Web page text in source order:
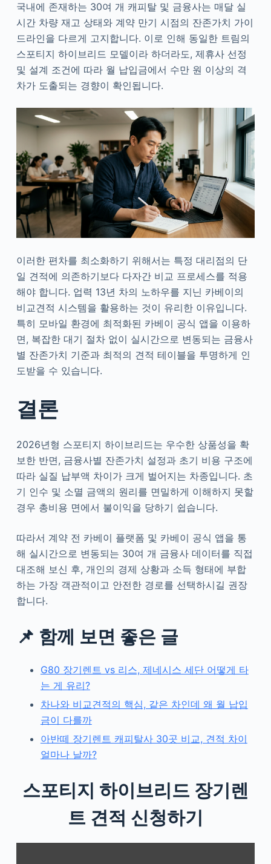
국내에 존재하는 30여 개 캐피탈 및 금융사는 매달 실
시간 차량 재고 상태와 계약 만기 시점의 잔존가치 가이
드라인을 다르게 고지합니다. 이로 인해 동일한 트림의
스포티지 하이브리드 모델이라 하더라도, 제휴사 선정
및 설계 조건에 따라 월 납입금에서 수만 원 이상의 격
차가 도출되는 경향이 확인됩니다.
이러한 편차를 최소화하기 위해서는 특정 대리점의 단
일 견적에 의존하기보다 다자간 비교 프로세스를 적용
해야 합니다. 업력 13년 차의 노하우를 지닌 카베이의
비교견적 시스템을 활용하는 것이 유리한 이유입니다.
특히 모바일 환경에 최적화된 카베이 공식 앱을 이용하
면, 복잡한 대기 절차 없이 실시간으로 변동되는 금융사
별 잔존가치 기준과 최적의 견적 테이블을 투명하게 인
도받을 수 있습니다.
결론
2026년형 스포티지 하이브리드는 우수한 상품성을 확
보한 반면, 금융사별 잔존가치 설정과 초기 비용 구조에
따라 실질 납부액 차이가 크게 벌어지는 차종입니다. 초
기 인수 및 소멸 금액의 원리를 면밀하게 이해하지 못할
경우 총비용 면에서 불이익을 당하기 쉽습니다.
따라서 계약 전 카베이 플랫폼 및 카베이 공식 앱을 통
해 실시간으로 변동되는 30여 개 금융사 데이터를 직접
대조해 보신 후, 개인의 경제 상황과 소득 형태에 부합
하는 가장 객관적이고 안전한 경로를 선택하시길 권장
합니다.
📌 함께 보면 좋은 글
G80 장기렌트 vs 리스, 제네시스 세단 어떻게 타
는 게 유리?
차나와 비교견적의 핵심, 같은 차인데 왜 월 납입
금이 다를까
아반떼 장기렌트 캐피탈사 30곳 비교, 견적 차이
얼마나 날까?
스포티지 하이브리드 장기렌
트 견적 신청하기